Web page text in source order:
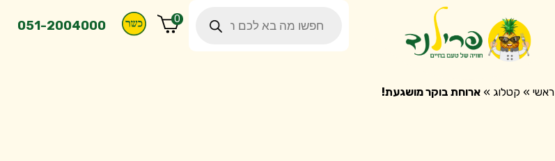
search
0
051-2004000
חנות
ראשי » קטלוג » ארוחת בוקר מושגעת!